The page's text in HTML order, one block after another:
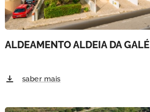
ALDEAMENTO ALDEIA DA GALÉ
saber mais